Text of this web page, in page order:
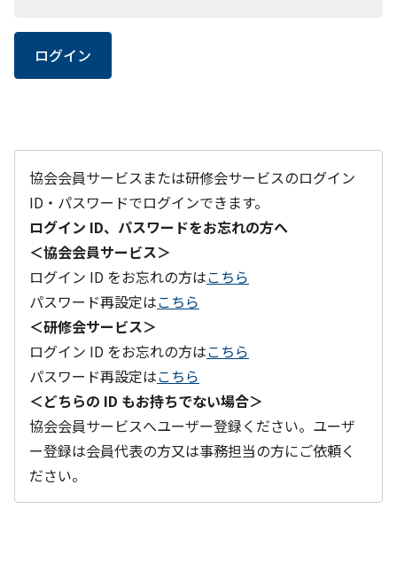
ログイン
協会会員サービスまたは研修会サービスのログイン
ID・パスワードでログインできます。
ログイン ID、パスワードをお忘れの方へ
＜協会会員サービス＞
ログイン ID をお忘れの方はこちら
パスワード再設定はこちら
＜研修会サービス＞
ログイン ID をお忘れの方はこちら
パスワード再設定はこちら
＜どちらの ID もお持ちでない場合＞
協会会員サービスへユーザー登録ください。ユーザ
ー登録は会員代表の方又は事務担当の方にご依頼く
ださい。